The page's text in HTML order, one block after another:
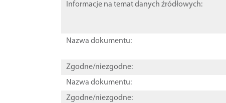
Informacje na temat danych źródłowych:
Nazwa dokumentu:
Zgodne/niezgodne:
Nazwa dokumentu:
Zgodne/niezgodne: